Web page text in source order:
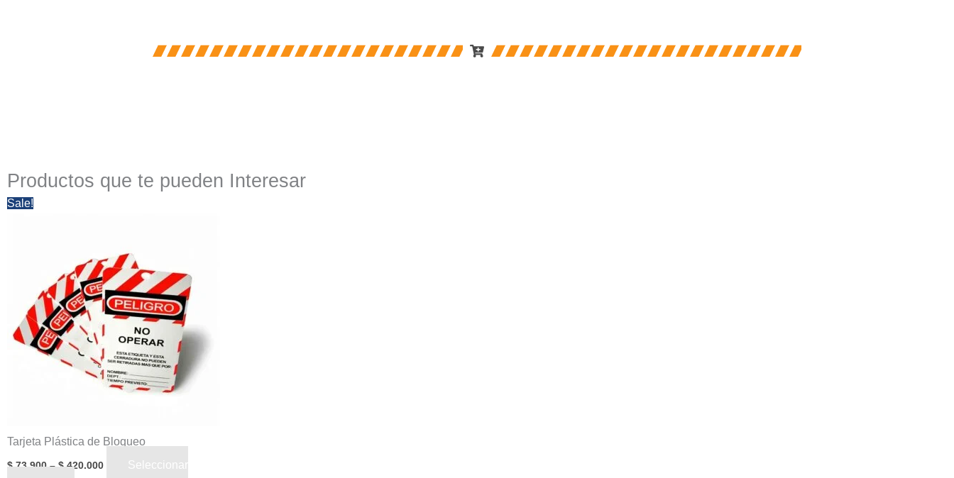
Productos que te pueden Interesar
Sale!
Tarjeta Plástica de Bloqueo
$73.900 – $420.000
Seleccionar
múltiples
variantes.
Las
opciones
se
pueden
página
de